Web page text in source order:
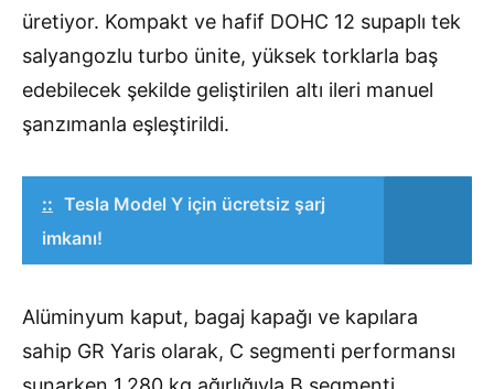
üretiyor. Kompakt ve hafif DOHC 12 supaplı tek
salyangozlu turbo ünite, yüksek torklarla baş
edebilecek şekilde geliştirilen altı ileri manuel
şanzımanla eşleştirildi.
:: Tesla Model Y için ücretsiz şarj
imkanı!
Alüminyum kaput, bagaj kapağı ve kapılara
sahip GR Yaris olarak, C segmenti performansı